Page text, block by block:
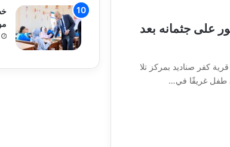
على جثمانه بعد
كفر صناديد بمركز تلا
طفل غريقًا في…